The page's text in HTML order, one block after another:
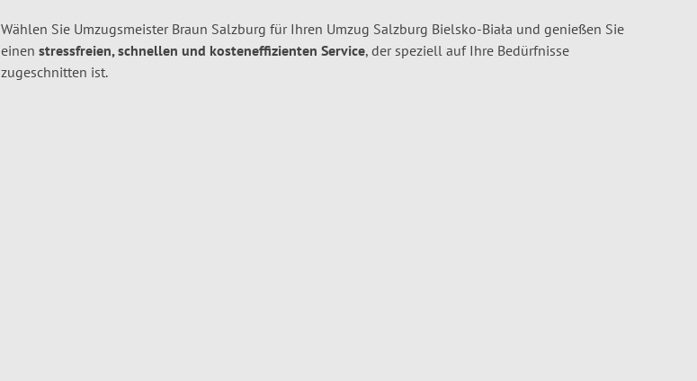
Wählen Sie Umzugsmeister Braun Salzburg für Ihren Umzug Salzburg Bielsko-Biała und genießen Sie
einen stressfreien, schnellen und kosteneffizienten Service, der speziell auf Ihre Bedürfnisse
zugeschnitten ist.